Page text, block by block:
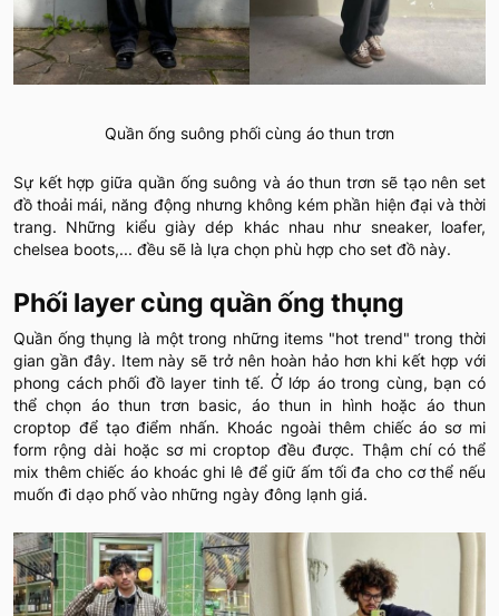
Quần ống suông phối cùng áo thun trơn
Sự kết hợp giữa quần ống suông và áo thun trơn sẽ tạo nên set
đồ thoải mái, năng động nhưng không kém phần hiện đại và thời
trang. Những kiểu giày dép khác nhau như sneaker, loafer,
chelsea boots,... đều sẽ là lựa chọn phù hợp cho set đồ này.
Phối layer cùng quần ống thụng
Quần ống thụng là một trong những items "hot trend" trong thời
gian gần đây. Item này sẽ trở nên hoàn hảo hơn khi kết hợp với
phong cách phối đồ layer tinh tế. Ở lớp áo trong cùng, bạn có
thể chọn áo thun trơn basic, áo thun in hình hoặc áo thun
croptop để tạo điểm nhấn. Khoác ngoài thêm chiếc áo sơ mi
form rộng dài hoặc sơ mi croptop đều được. Thậm chí có thể
mix thêm chiếc áo khoác ghi lê để giữ ấm tối đa cho cơ thể nếu
muốn đi dạo phố vào những ngày đông lạnh giá.